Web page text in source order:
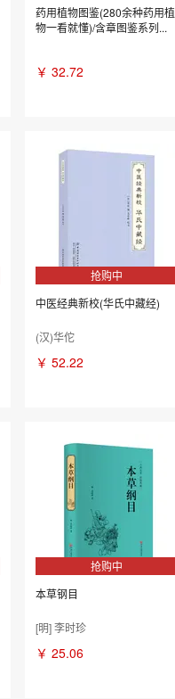
药用植物图鉴(280余种药用植
物一看就懂)/含章图鉴系列...
￥ 32.72
抢购中
中医经典新校(华氏中藏经)
(汉)华佗
￥ 52.22
抢购中
本草钢目
[明] 李时珍
￥ 25.06